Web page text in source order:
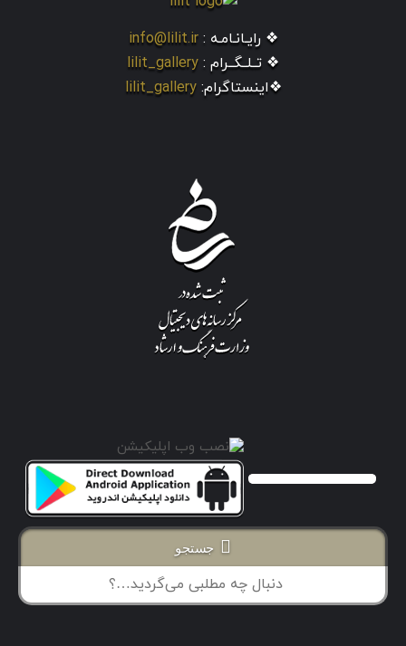
❖ رایـانـامـه : info@lilit.ir
❖ تــلــگــرام : lilit_gallery
❖اینستاگرام: lilit_gallery
جستجو